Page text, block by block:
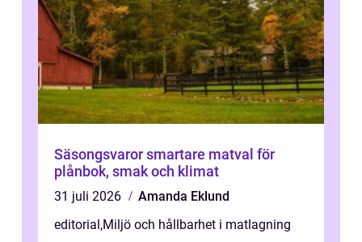
Säsongsvaror smartare matval för
plånbok, smak och klimat
31 juli 2026
Amanda Eklund
editorial ,Miljö och hållbarhet i matlagning